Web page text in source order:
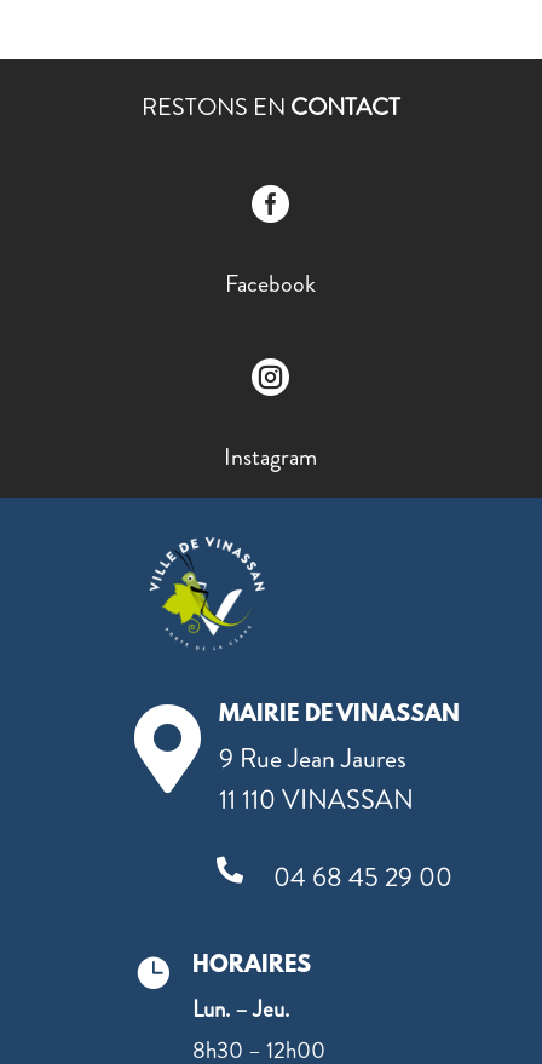
RESTONS EN CONTACT

Facebook

Instagram
 MAIRIE DE VINASSAN
9 Rue Jean Jaures
11 110 VINASSAN
 04 68 45 29 00
 HORAIRES
Lun. – Jeu.
8h30 – 12h00